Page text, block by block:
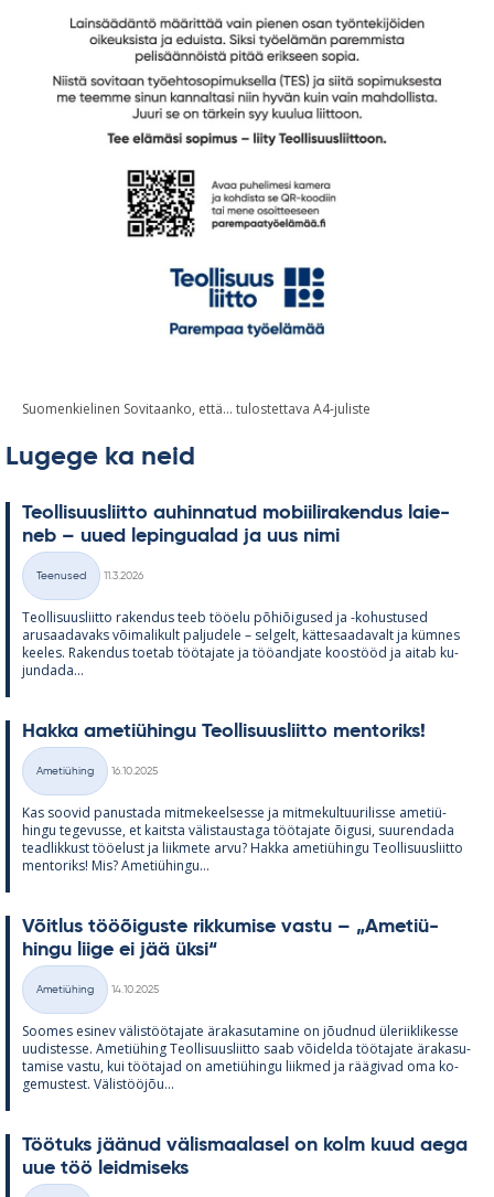
Suomenkielinen Sovitaanko, että… tulostettava A4-juliste
Lugege ka neid
Teol­li­suus­liitto au­hin­na­tud mo­bii­li­ra­ken­dus lai­e­
neb – uued le­pin­gua­lad ja uus nimi
Kategooriad
Teenused
11.3.2026
Teol­li­suus­liitto ra­ken­dus teeb töö­elu põ­hiõi­gused ja -ko­hus­tused
arusaa­da­vaks või­ma­li­kult pal­ju­dele – sel­gelt, kät­te­saa­da­valt ja küm­nes
kee­les. Ra­ken­dus toe­tab töö­ta­jate ja töö­and­jate koos­tööd ja ai­tab ku­
jun­dada...
Hakka ame­tiü­hingu Teol­li­suus­liitto men­to­riks!
Kategooriad
Ametiühing
16.10.2025
Kas soo­vid pa­nus­tada mit­me­keel­sesse ja mit­me­kul­tuu­ri­lisse ame­tiü­
hingu te­ge­vusse, et kaitsta vä­lis­taus­taga töö­ta­jate õi­gusi, suu­ren­dada
tead­lik­kust töö­elust ja liik­mete arvu? Hakka ame­tiü­hingu Teol­li­suus­liitto
men­to­riks! Mis? Ame­tiü­hingu...
Võit­lus tööõi­guste rik­ku­mise vastu – „Ame­tiü­
hingu liige ei jää üksi“
Kategooriad
Ametiühing
14.10.2025
Soo­mes esi­nev vä­lis­töö­ta­jate ära­ka­su­ta­mine on jõud­nud üle­riikli­kesse
uu­dis­tesse. Ame­tiü­hing Teol­li­suus­liitto saab või­delda töö­ta­jate ära­ka­su­
ta­mise vastu, kui töö­ta­jad on ame­tiü­hingu liik­med ja rää­gi­vad oma ko­
ge­mus­test. Vä­lis­tööjõu...
Töö­tuks jää­nud vä­lis­maa­la­sel on kolm kuud aega
uue töö leid­mi­seks